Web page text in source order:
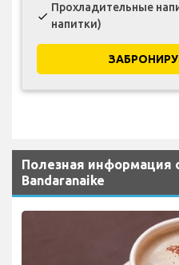
check
Прохладительные
напитки)
Полезная информация
Bandaranaike